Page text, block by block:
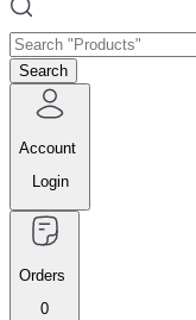
Search
Account
Login
Orders
0